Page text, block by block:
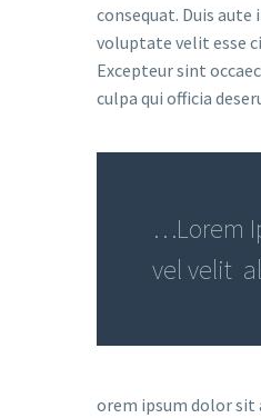
consequat. Duis
voluptate velit esse
Excepteur sint
culpa qui officia
…Lorem
vel velit
orem ipsum dolor sit